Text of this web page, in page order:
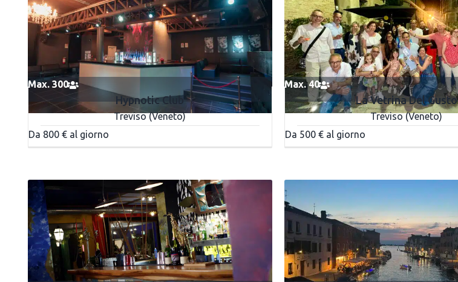
Max. 300
Hypnotic Club
Treviso (Veneto)
Da 800 € al giorno
Max. 40
La Vetrina Del Gusto
Treviso (Veneto)
Da 500 € al giorno